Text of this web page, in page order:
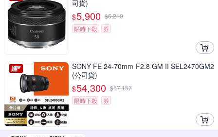
司貨)
$5,900 $6,210
限時下殺
券
SONY FE 24-70mm F2.8 GM II SEL2470GM2
(公司貨)
$54,300 $57,157
限時下殺
券